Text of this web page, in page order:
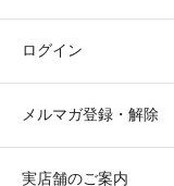
ログイン
メルマガ登録・解除
実店舗のご案内